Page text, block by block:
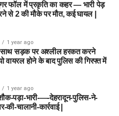
फॉल में प्रकृति का कहर — भारी पेड़
से 2 की मौके पर मौत, कई घायल |
1 year ago
साथ सड़क पर अश्लील हरकत करने
वायरल होने के बाद पुलिस की गिरफ्त में
1 year ago
पड़ा-भारी-—-देहरादून-पुलिस-ने-
चालानी-कार्रवाई |